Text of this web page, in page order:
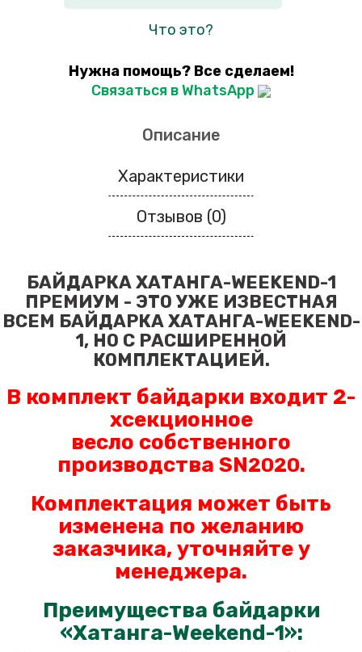
Что это?
Нужна помощь? Все сделаем!
Связаться в WhatsApp
Описание
Характеристики
Отзывов (0)
БАЙДАРКА ХАТАНГА-WEEKEND-1
ПРЕМИУМ - ЭТО УЖЕ ИЗВЕСТНАЯ
ВСЕМ БАЙДАРКА ХАТАНГА-WEEKEND-
1, НО С РАСШИРЕННОЙ
КОМПЛЕКТАЦИЕЙ.
В комплект байдарки входит 2-
хсекционное
весло собственного
производства SN2020.
Комплектация может быть
изменена по желанию
заказчика, уточняйте у
менеджера.
Преимущества байдарки
«Хатанга-Weekend-1»: